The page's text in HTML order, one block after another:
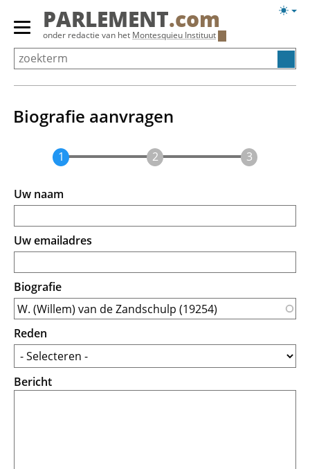
Overslaan
Primair
menu
tonen/verbergen
PARLEMENT.com
onder redactie van het Montesquieu Instituut
Biografie aanvragen
Uw naam
Uw emailadres
Biografie
Reden
Bericht